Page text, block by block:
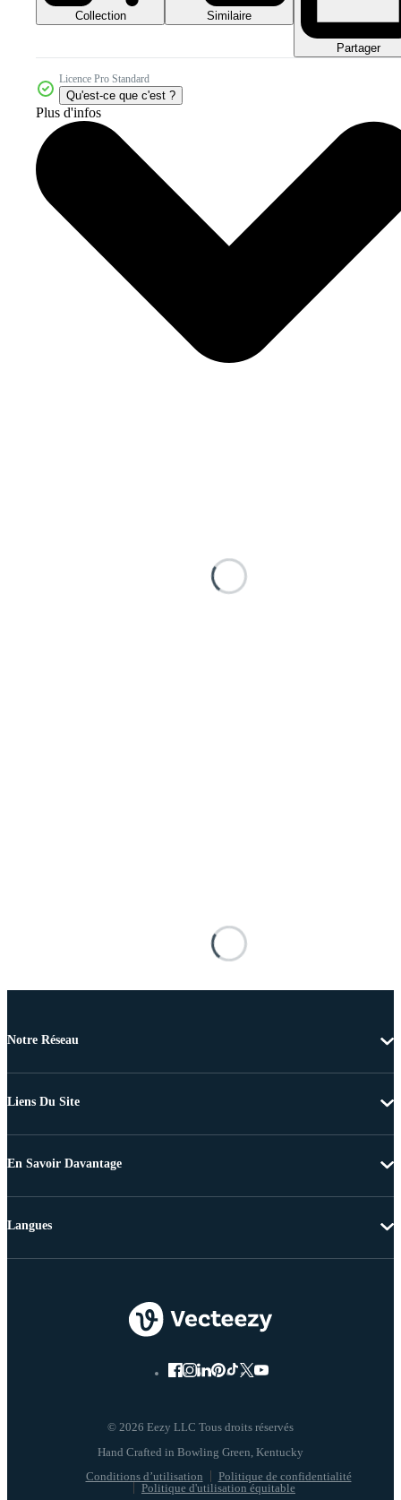
Collection Similaire
Partager
Licence Pro Standard
Qu'est-ce que c'est ?
Plus d'infos
Notre Réseau
Liens Du Site
En Savoir Davantage
© 2026 Eezy LLC Tous droits réservés
Conditions d’utilisation
Politique de confidentialité
Politique d'utilisation équitable
Langues